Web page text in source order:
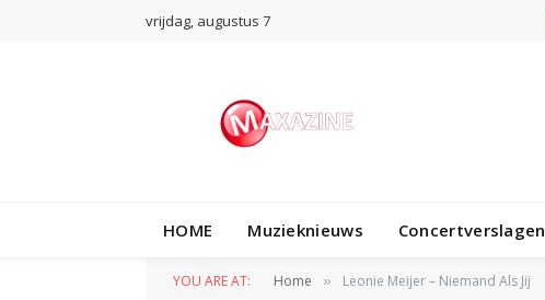
vrijdag, augustus 7
HOME Muzieknieuws Concertverslagen
YOU ARE AT: Home » Leonie Meijer – Niemand Als Jij